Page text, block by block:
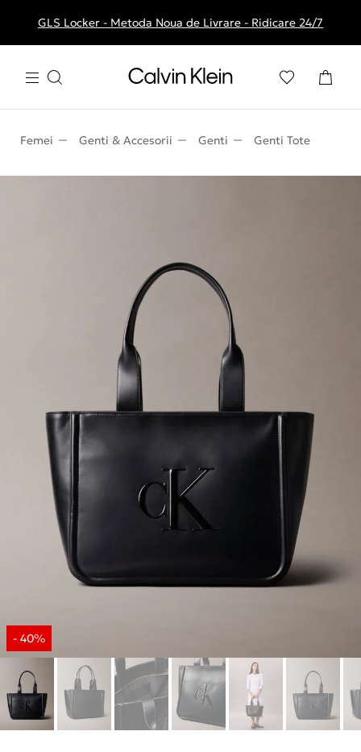
Livrare gratuita la comenzile de peste 250 RON
GLS Locker - Metoda Noua de Livrare - Ridicare 24/7
Femei Genti & Accesorii Genti Genti Tote